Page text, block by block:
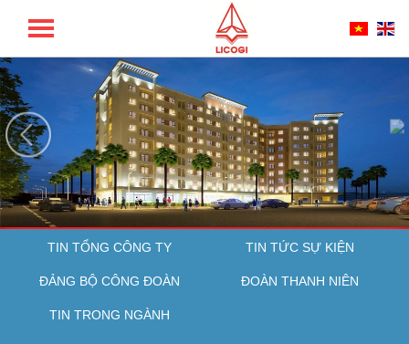
TỔNG CÔNG TY LICOGI - CTCP
TIN TỔNG CÔNG TY TIN TỨC SỰ KIỆN
ĐẢNG BỘ CÔNG ĐOÀN ĐOÀN THANH NIÊN
TIN TRONG NGÀNH